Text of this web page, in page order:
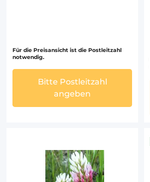
Für die Preisansicht ist die Postleitzahl
notwendig.
Bitte Postleitzahl
angeben